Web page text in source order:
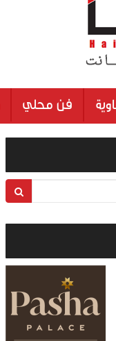
فن محلي